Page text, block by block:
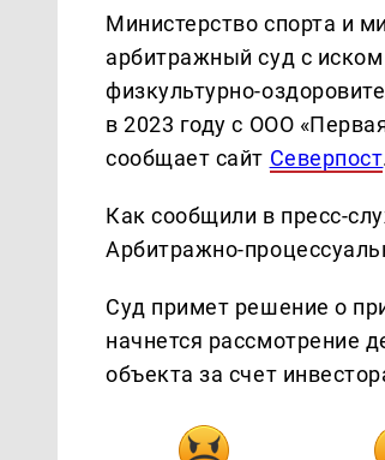
Министерство спорта и
арбитражный суд с
физкультурно-
в 2023 году с ООО
сообщает сайт Северпост
Как сообщили в пресс-
Арбитражно-
Суд примет решение о
начнется рассмотрение
объекта за счет